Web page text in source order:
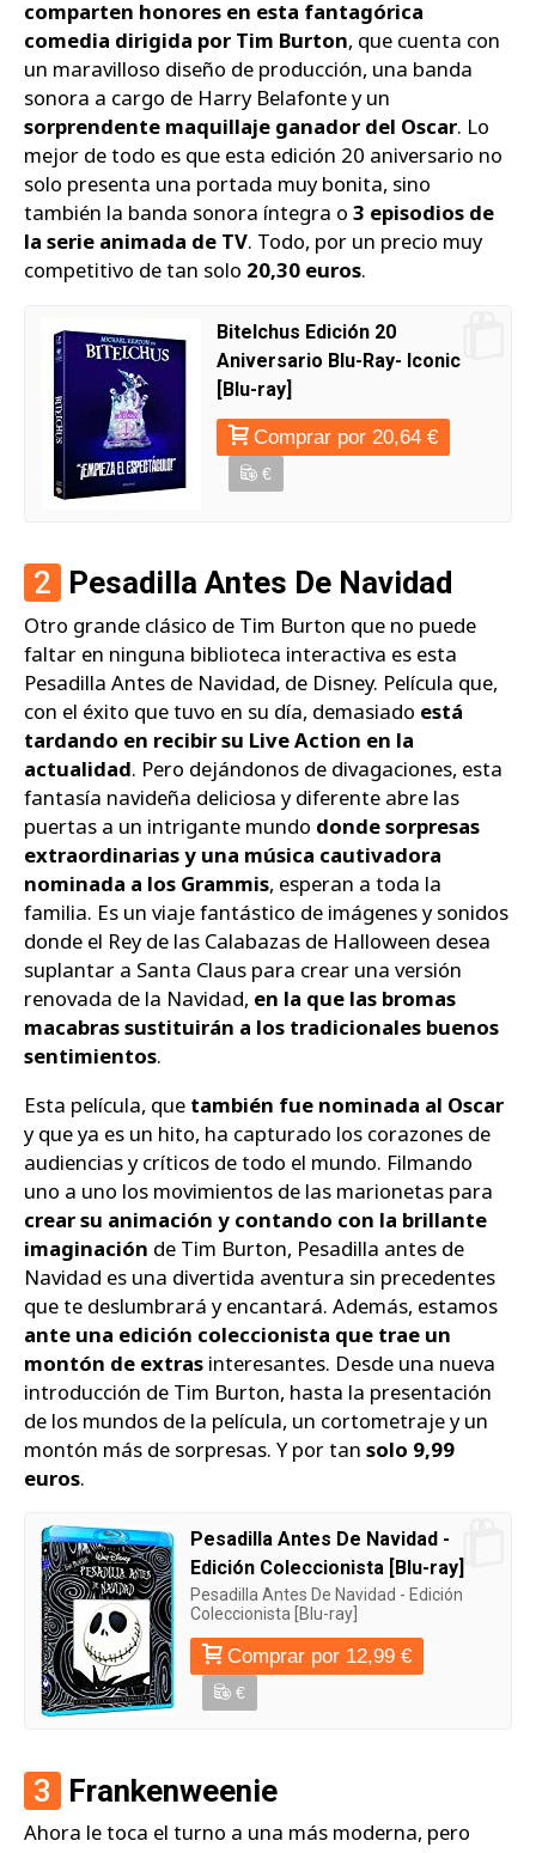
comparten honores en esta fantagórica
comedia dirigida por Tim Burton, que cuenta con
un maravilloso diseño de producción, una banda
sonora a cargo de Harry Belafonte y un
sorprendente maquillaje ganador del Oscar. Lo
mejor de todo es que esta edición 20 aniversario no
solo presenta una portada muy bonita, sino
también la banda sonora íntegra o 3 episodios de
la serie animada de TV. Todo, por un precio muy
competitivo de tan solo 20,30 euros.
Bitelchus Edición 20
Aniversario Blu-Ray- Iconic
[Blu-ray]
Comprar por 20,64 €
€
2 Pesadilla Antes De Navidad
Otro grande clásico de Tim Burton que no puede
faltar en ninguna biblioteca interactiva es esta
Pesadilla Antes de Navidad, de Disney. Película que,
con el éxito que tuvo en su día, demasiado está
tardando en recibir su Live Action en la
actualidad. Pero dejándonos de divagaciones, esta
fantasía navideña deliciosa y diferente abre las
puertas a un intrigante mundo donde sorpresas
extraordinarias y una música cautivadora
nominada a los Grammis, esperan a toda la
familia. Es un viaje fantástico de imágenes y sonidos
donde el Rey de las Calabazas de Halloween desea
suplantar a Santa Claus para crear una versión
renovada de la Navidad, en la que las bromas
macabras sustituirán a los tradicionales buenos
sentimientos.
Esta película, que también fue nominada al Oscar
y que ya es un hito, ha capturado los corazones de
audiencias y críticos de todo el mundo. Filmando
uno a uno los movimientos de las marionetas para
crear su animación y contando con la brillante
imaginación de Tim Burton, Pesadilla antes de
Navidad es una divertida aventura sin precedentes
que te deslumbrará y encantará. Además, estamos
ante una edición coleccionista que trae un
montón de extras interesantes. Desde una nueva
introducción de Tim Burton, hasta la presentación
de los mundos de la película, un cortometraje y un
montón más de sorpresas. Y por tan solo 9,99
euros.
Pesadilla Antes De Navidad -
Edición Coleccionista [Blu-ray]
Pesadilla Antes De Navidad - Edición
Coleccionista [Blu-ray]
Comprar por 12,99 €
€
3 Frankenweenie
Ahora le toca el turno a una más moderna, pero